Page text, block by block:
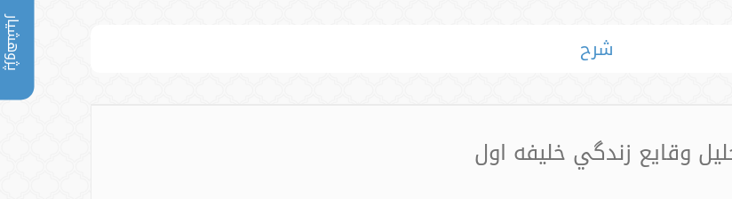
پژوهشیار شرح
وقايع زندگي خليفه اول